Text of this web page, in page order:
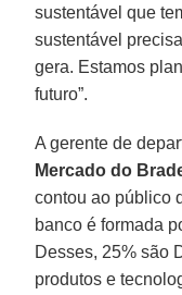
sustentável que
sustentável
gera. Estamos
futuro”.
A gerente de
Mercado do
contou ao público
banco é formada
Desses, 25% são
produtos e